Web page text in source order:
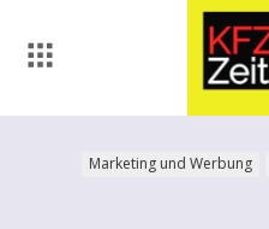
Marketing und Werbung